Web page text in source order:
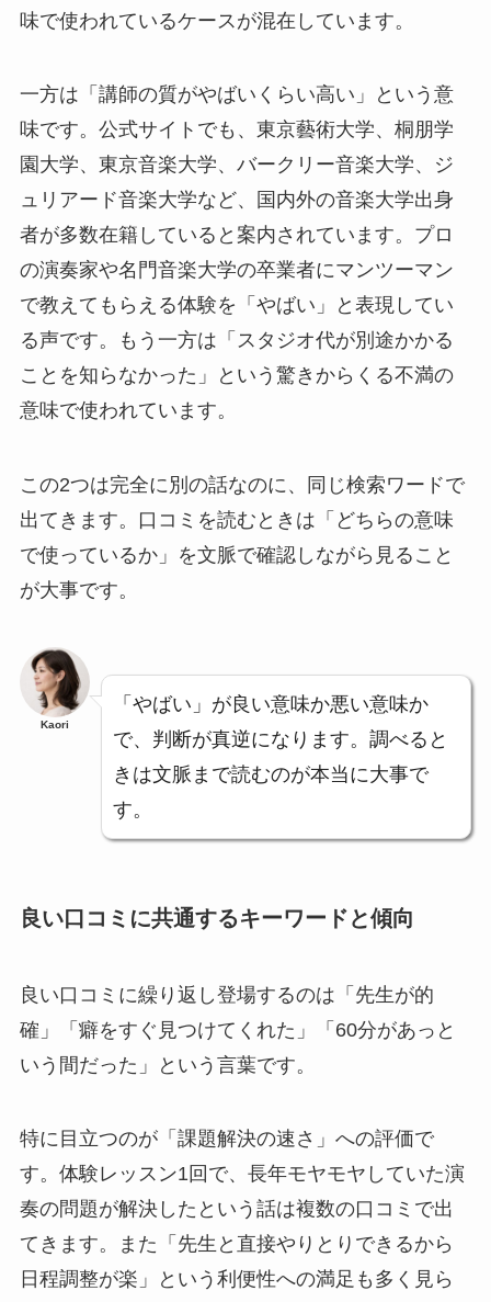
味で使われているケースが混在しています。
一方は「講師の質がやばいくらい高い」という意
味です。公式サイトでも、東京藝術大学、桐朋学
園大学、東京音楽大学、バークリー音楽大学、ジ
ュリアード音楽大学など、国内外の音楽大学出身
者が多数在籍していると案内されています。プロ
の演奏家や名門音楽大学の卒業者にマンツーマン
で教えてもらえる体験を「やばい」と表現してい
る声です。もう一方は「スタジオ代が別途かかる
ことを知らなかった」という驚きからくる不満の
意味で使われています。
この2つは完全に別の話なのに、同じ検索ワードで
出てきます。口コミを読むときは「どちらの意味
で使っているか」を文脈で確認しながら見ること
が大事です。
Kaori
「やばい」が良い意味か悪い意味か
で、判断が真逆になります。調べると
きは文脈まで読むのが本当に大事で
す。
良い口コミに共通するキーワードと傾向
良い口コミに繰り返し登場するのは「先生が的
確」「癖をすぐ見つけてくれた」「60分があっと
いう間だった」という言葉です。
特に目立つのが「課題解決の速さ」への評価で
す。体験レッスン1回で、長年モヤモヤしていた演
奏の問題が解決したという話は複数の口コミで出
てきます。また「先生と直接やりとりできるから
日程調整が楽」という利便性への満足も多く見ら